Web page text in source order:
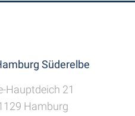
Süderelbe
Hauptdeich 21
Hamburg